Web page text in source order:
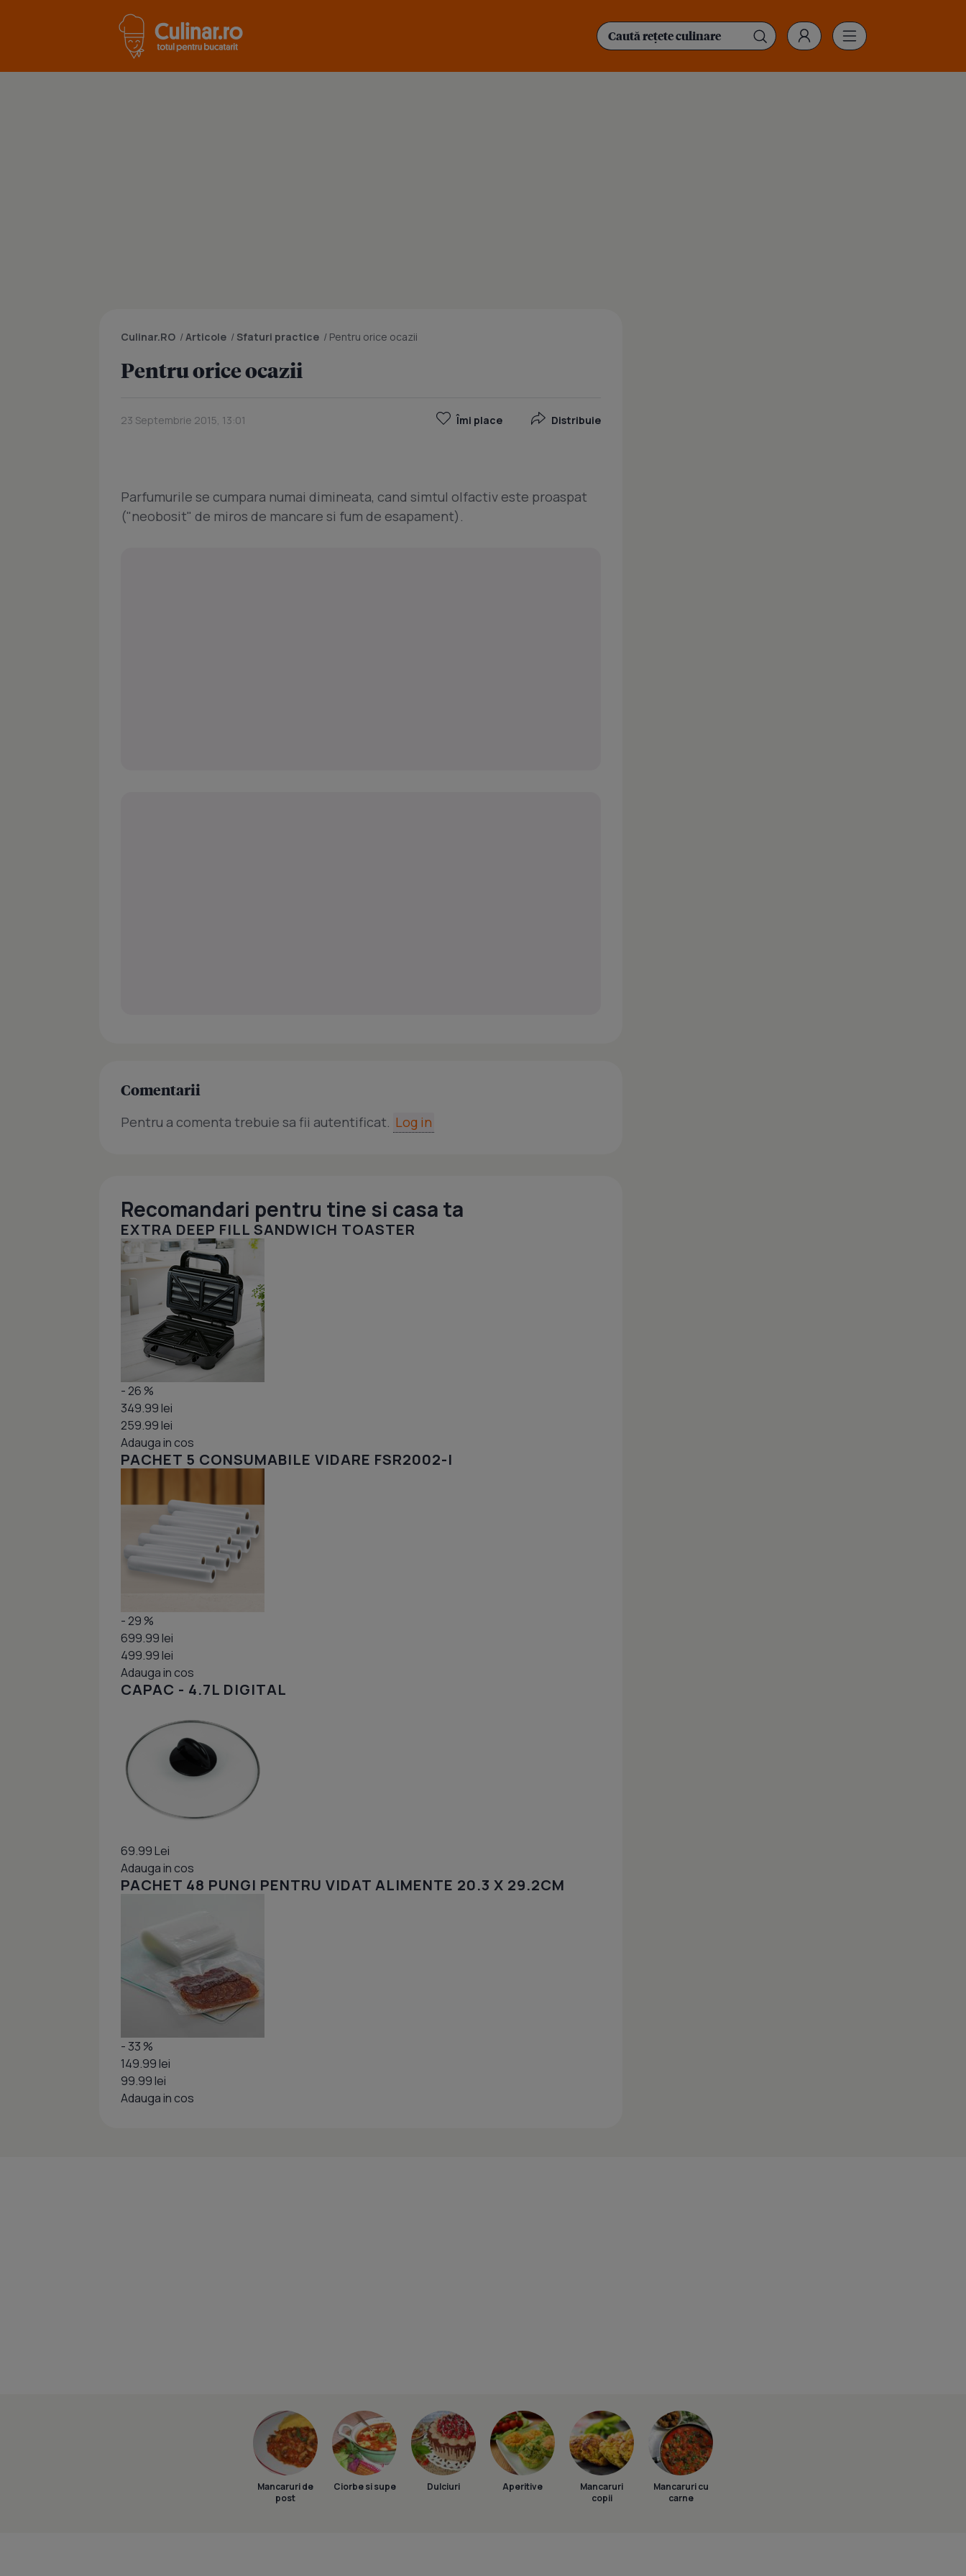
Culinar.RO /Articole / Sfaturi practice / Pentru orice ocazii
Pentru orice ocazii
23 Septembrie 2015, 13:01 Îmi place Distribuie
Parfumurile se cumpara numai dimineata, cand simtul olfactiv este proaspat
("neobosit" de miros de mancare si fum de esapament).
Comentarii
Pentru a comenta trebuie sa fii autentificat. Log in
Recomandari pentru tine si casa ta
EXTRA DEEP FILL SANDWICH TOASTER
- 26 %
349.99 lei
259.99 lei
Adauga in cos
PACHET 5 CONSUMABILE VIDARE FSR2002-I
- 29 %
699.99 lei
499.99 lei
Adauga in cos
CAPAC - 4.7L DIGITAL
69.99 Lei
Adauga in cos
PACHET 48 PUNGI PENTRU VIDAT ALIMENTE 20.3 X 29.2CM
- 33 %
149.99 lei
99.99 lei
Adauga in cos
Mancaruri de
post
Ciorbe si supe Dulciuri Aperitive
Mancaruri
copii
Mancaruri cu
carne